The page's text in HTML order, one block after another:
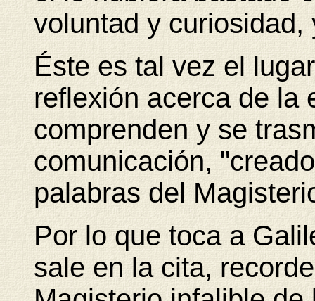
voluntad y
Éste es tal vez el
reflexión acerca de la
comprenden y se
comunicación,
palabras del
Por lo que toca a
sale en la cita,